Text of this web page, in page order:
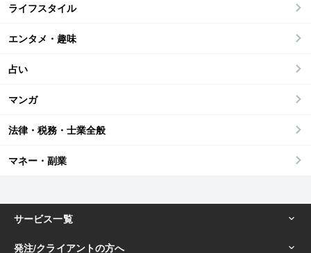
ライフスタイル
エンタメ・趣味
占い
マンガ
法律・税務・士業全般
マネー・副業